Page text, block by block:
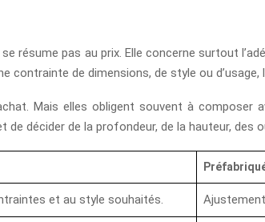
résume pas au prix. Elle concerne surtout
contrainte de dimensions, de style ou
Mais elles obligent souvent à
décider de la profondeur, de la hauteur, des
et au style souhaités.